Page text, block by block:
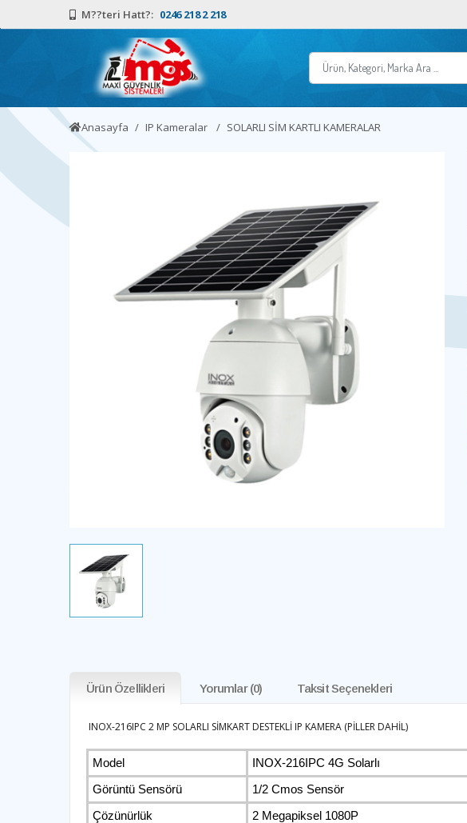
M??teri Hatt?: 0246 218 2 218
Anasayfa IP Kameralar SOLARLI SİM KARTLI KAMERALAR
Ürün Özellikleri Yorumlar(0) Taksit Seçenekleri
INOX-216IPC 2 MP SOLARLI SİMKART DESTEKLİ IP KAMERA (PİLLER DAHİL)
Model
INOX-216IPC 4G Solarlı
Görüntü Sensörü
1/2 Cmos Sensör
Çözünürlük
2 Megapiksel 1080P